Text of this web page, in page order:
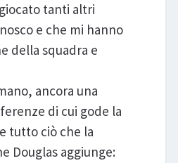
tanti altri
e che mi hanno
della squadra e
ancora una
di cui gode la
tutto ciò che la
Douglas aggiunge: